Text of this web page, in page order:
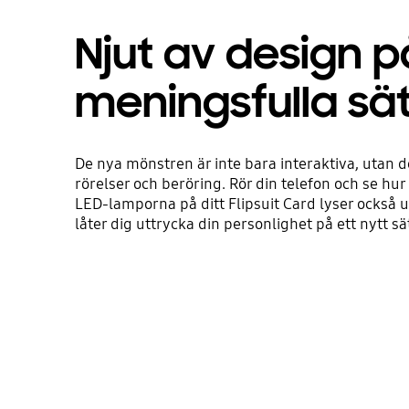
Njut av design
meningsfulla
De nya mönstren är inte bara interaktiva, utan
rörelser och beröring. Rör din telefon och se
LED-lamporna på ditt Flipsuit Card lyser också
låter dig uttrycka din personlighet på ett nytt